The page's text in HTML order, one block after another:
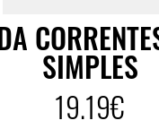
SIMPLES
19.19€